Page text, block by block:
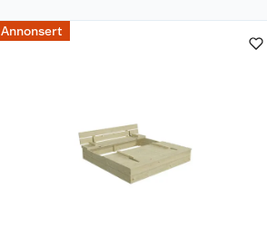
Annonsert